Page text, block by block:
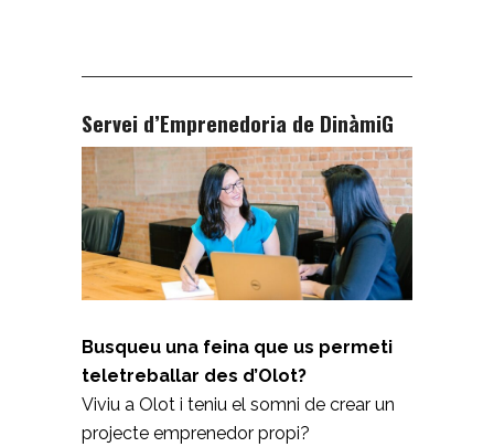
Servei d’Emprenedoria de DinàmiG
Busqueu una feina que us permeti
teletreballar des d’Olot?
Viviu a Olot i teniu el somni de crear un
projecte emprenedor propi?